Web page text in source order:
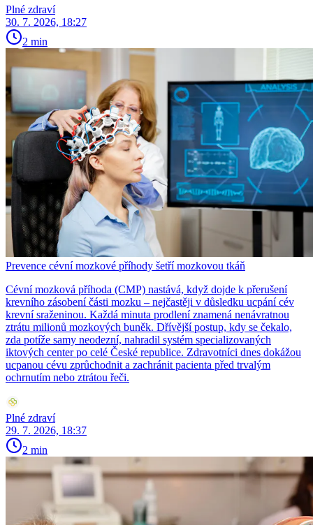
Plné zdraví
30. 7. 2026, 18:27
2 min
Prevence cévní mozkové příhody šetří mozkovou tkáň
Cévní mozková příhoda (CMP) nastává, když dojde k přerušení
krevního zásobení části mozku – nejčastěji v důsledku ucpání cév
krevní sraženinou. Každá minuta prodlení znamená nenávratnou
ztrátu milionů mozkových buněk. Dřívější postup, kdy se čekalo,
zda potíže samy neodezní, nahradil systém specializovaných
iktových center po celé České republice. Zdravotníci dnes dokážou
ucpanou cévu zprůchodnit a zachránit pacienta před trvalým
ochrnutím nebo ztrátou řeči.
Plné zdraví
29. 7. 2026, 18:37
2 min